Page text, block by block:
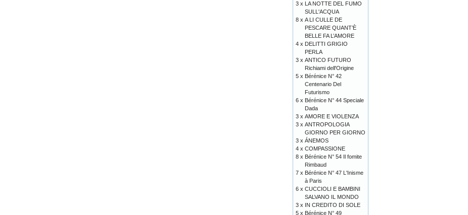
3 x LA NOTTE DEL FUMO
SULL'ACQUA
8 x A LI CULLE DE
PESCARE QUANT’È
BELLE FA L’AMORE
4 x DELITTI GRIGIO
PERLA
3 x ANTICO FUTURO
Richiami dell'Origine
5 x Bérénice N° 42
Centenario Del
Futurismo
6 x Bérénice N° 44 Speciale
Dada
3 x AMORE E VIOLENZA
3 x ANTROPOLOGIA
GIORNO PER GIORNO
3 x ÁNEMOS
4 x COMPASSIONE
8 x Bérénice N° 54 Il fomite
Rimbaud
7 x Bérénice N° 47 L'Inisme
à Paris
6 x CUCCIOLI E BAMBINI
SALVANO IL MONDO
3 x IN CREDITO DI SOLE
5 x Bérénice N° 49